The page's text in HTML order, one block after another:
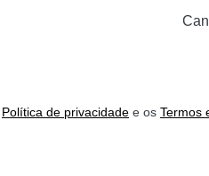
Política de privacidade e os Termos